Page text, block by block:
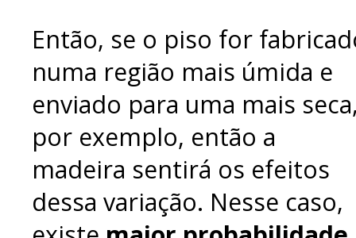
Então, se o piso for
numa região mais úmida e
enviado para uma mais
por exemplo, então a
madeira sentirá os efeitos
dessa variação. Nesse caso,